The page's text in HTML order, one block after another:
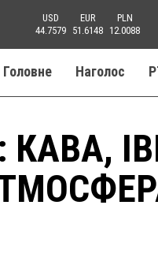
USD
44.7579
EUR
51.6148
PLN
12.0088
Наголос
КАВА,